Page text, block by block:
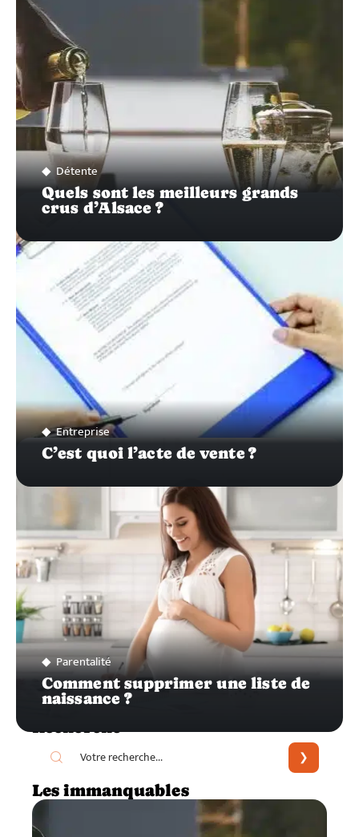
Détente
Quels sont les meilleurs grands
crus d’Alsace ?
Entreprise
C’est quoi l’acte de vente ?
Parentalité
Comment supprimer une liste de
naissance ?
Les immanquables